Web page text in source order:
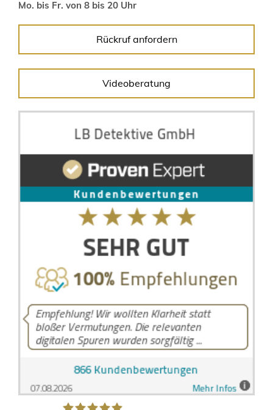
Mo. bis Fr. von 8 bis 20 Uhr
Rückruf anfordern
Videoberatung